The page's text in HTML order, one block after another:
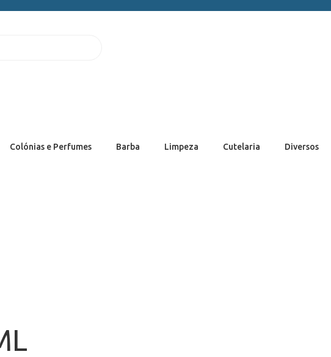
Colónias e Perfumes Barba Limpeza Cutelaria Diversos